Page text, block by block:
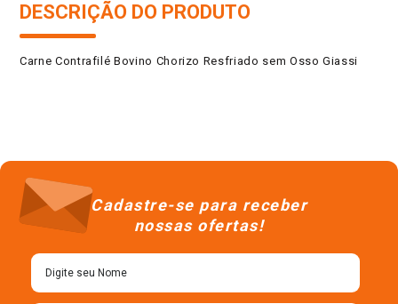
DESCRIÇÃO DO PRODUTO
Carne Contrafilé Bovino Chorizo Resfriado sem Osso Giassi
Cadastre-se para receber
nossas ofertas!